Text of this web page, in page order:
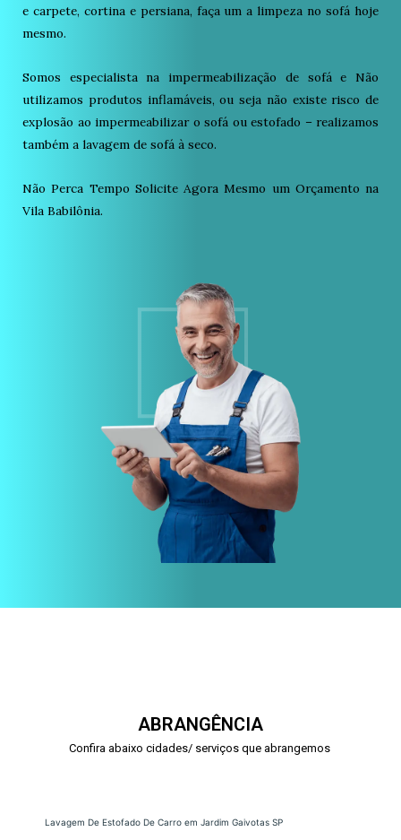
e carpete, cortina e persiana, faça um a limpeza no sofá hoje
mesmo.
Somos especialista na impermeabilização de sofá e Não
utilizamos produtos inflamáveis, ou seja não existe risco de
explosão ao impermeabilizar o sofá ou estofado – realizamos
também a lavagem de sofá à seco.
Não Perca Tempo Solicite Agora Mesmo um Orçamento na
Vila Babilônia.
ABRANGÊNCIA
Confira abaixo cidades/ serviços que abrangemos
Lavagem De Estofado De Carro em Jardim Gaivotas SP